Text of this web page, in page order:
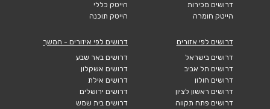
דרושים מכירות
הייטק חומרה
הייטק כללי
הייטק תוכנה
דרושים לפי אזורים
דרושים בישראל
דרושים תל אביב
דרושים חולון
דרושים ראשון לציון
דרושים פתח תקווה
דרושים לפי איזורים - המשך
דרושים באר שבע
דרושים אשקלון
דרושים אילת
דרושים ירושלים
דרושים בית שמש